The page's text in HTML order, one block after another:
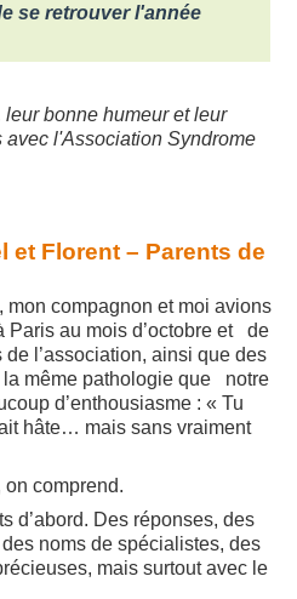
se retrouver l'année
bonne humeur et leur
l'Association Syndrome
et Florent – Parents de
compagnon et moi avions
Paris au mois d’octobre et de
l’association, ainsi que des
la même pathologie que notre
d’enthousiasme : « Tu
hâte… mais sans vraiment
comprend.
d’abord. Des réponses, des
noms de spécialistes, des
mais surtout avec le